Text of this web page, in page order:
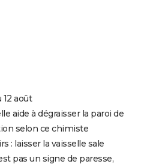
août
aide à dégraisser la paroi de
selon ce chimiste
: laisser la vaisselle sale
pas un signe de paresse,